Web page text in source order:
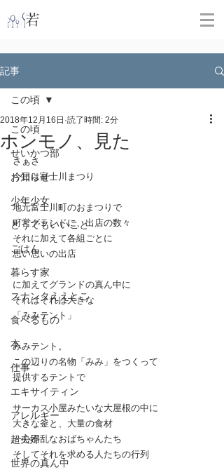
​
記事
この頃
せいかつ部
お知らせ
少年少女
どうでもいいこと
ごはん
暮らす家
スナンタええとこ
食べるもの
本
仕事
エキサイティン
アレルギー
超夫婦
世界の真ん中
この頃
ホンモノ、見た
2018年12月16日 読了時間: 2分
さぁさ
今日は富士川まつり
地元富士川町のおまつりで
町営グランドに、出店の数々
それに加えて各組ごとに
思い思いの出店
に加えてグランドの真ん中に
それはそれは大きな
「みみテント」
みみテント。
この辺りの名物「みみ」をつくって
提供するテントで
サーカス小屋みたいな大屋根の中に
大きな釜と、大量の食材
一心不乱なおばちゃんたち
そしてそれを求める人たちの行列